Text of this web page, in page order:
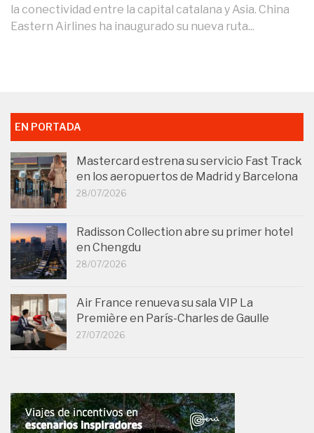
la conectividad entre la capital catalana y Asia. China
Eastern Airlines ha inaugurado su nueva ruta...
EN PORTADA
Mastercard estrena su servicio Fast Track
en los aeropuertos de Madrid y Barcelona
28/07/2026
Radisson Collection abre su primer hotel
en Chengdu
28/07/2026
Air France renueva su sala VIP La
Première en París-Charles de Gaulle
27/07/2026